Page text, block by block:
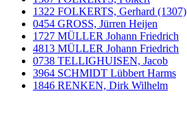
1322 FOLKERTS, Gerhard (1307)
0454 GROSS, Jürren Heijen
1727 MÜLLER Johann Friedrich
4813 MÜLLER Johann Friedrich
0738 TELLIGHUISEN, Jacob
3964 SCHMIDT Lübbert Harms
1846 RENKEN, Dirk Wilhelm